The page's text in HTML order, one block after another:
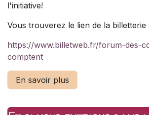
l'initiative!
Vous trouverez le lien de la billetterie
https://www.billetweb.fr/forum-des-
comptent
En savoir plus